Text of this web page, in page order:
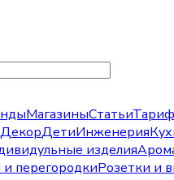
МагазиныСтатьи
ДекорДетиИнженерия
изделия
перегородкиРозетки и